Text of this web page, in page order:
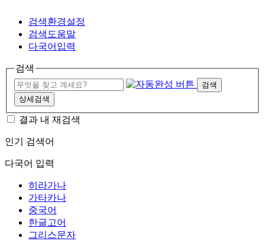
검색환경설정
검색도움말
다국어입력
검색
검색
상세검색
결과 내 재검색
인기 검색어
다국어 입력
히라가나
가타카나
중국어
한글고어
그리스문자